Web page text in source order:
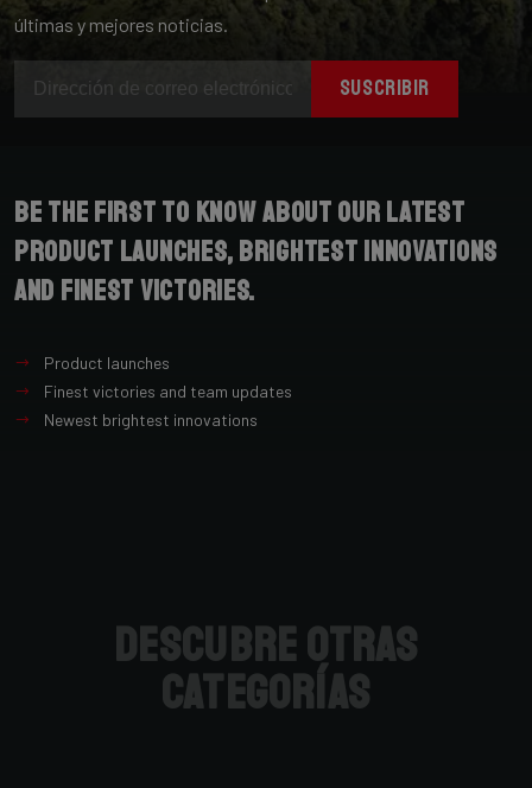
últimas y mejores noticias.
SUSCRIBIR
Be the first to know about our latest
product launches, brightest innovations
and finest victories.
Product launches
Finest victories and team updates
Newest brightest innovations
Descubre otras
categorías